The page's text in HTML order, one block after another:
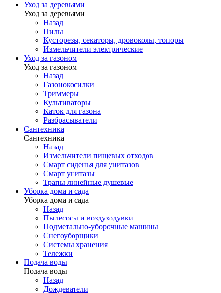
Уход за деревьями
Уход за деревьями
Назад
Пилы
Кусторезы, секаторы, дровоколы, топоры
Измельчители электрические
Уход за газоном
Уход за газоном
Назад
Газонокосилки
Триммеры
Культиваторы
Каток для газона
Разбрасыватели
Сантехника
Сантехника
Назад
Измельчители пищевых отходов
Смарт сиденья для унитазов
Смарт унитазы
Трапы линейные душевые
Уборка дома и сада
Уборка дома и сада
Назад
Пылесосы и воздуходувки
Подметально-уборочные машины
Снегоуборщики
Системы хранения
Тележки
Подача воды
Подача воды
Назад
Дождеватели